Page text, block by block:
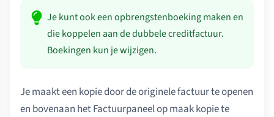
Je kunt ook een opbrengstenboeking maken en
die koppelen aan de dubbele creditfactuur.
Boekingen kun je wijzigen.
Je maakt een kopie door de originele factuur te openen
en bovenaan het Factuurpaneel op maak kopie te